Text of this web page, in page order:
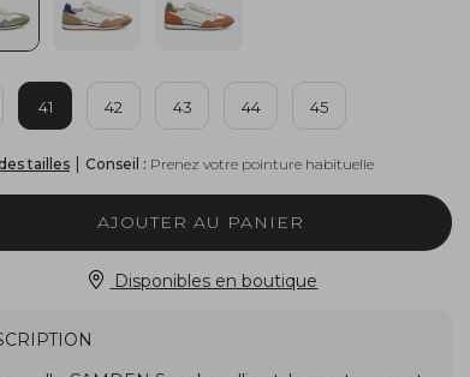
41 42 43 44 45
tailles | Conseil : Prenez votre pointure habituelle
AJOUTER AU PANIER
Disponibles en boutique